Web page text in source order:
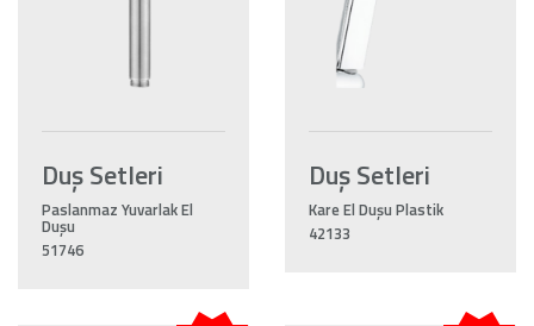
Duş Setleri
Paslanmaz Yuvarlak El
Duşu
51746
Duş Setleri
Kare El Duşu Plastik
42133